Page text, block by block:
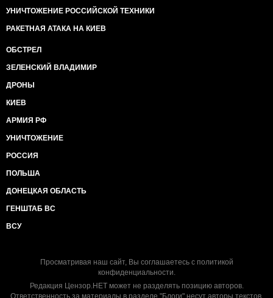
УНИЧТОЖЕНИЕ РОССИЙСКОЙ ТЕХНИКИ
РАКЕТНАЯ АТАКА НА КИЕВ
ОБСТРЕЛ
ЗЕЛЕНСКИЙ ВЛАДИМИР
ДРОНЫ
КИЕВ
АРМИЯ РФ
УНИЧТОЖЕНИЕ
РОССИЯ
ПОЛЬША
ДОНЕЦКАЯ ОБЛАСТЬ
ГЕНШТАБ ВС
ВСУ
Просматривая наш сайт, Вы соглашаетесь с политикой
конфиденциальности.
Редакция Цензор.НЕТ может не разделять позицию авторов.
Ответственность за материалы в разделе "Блоги" несут авторы текстов.